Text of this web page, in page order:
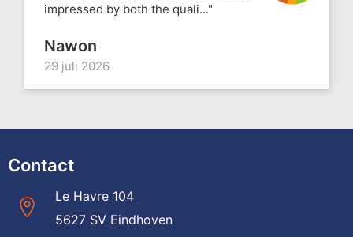
impressed by both the quali..."
Nawon
29 juli 2026
Contact
Le Havre 104
5627 SV Eindhoven